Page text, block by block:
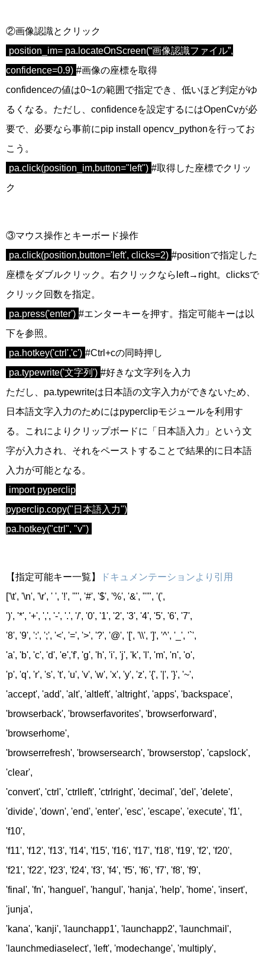
②画像認識とクリック
position_im= pa.locateOnScreen(“画像認識ファイル”,
confidence=0.9) #画像の座標を取得
confidenceの値は0~1の範囲で指定でき、低いほど判定がゆ
るくなる。ただし、confidenceを設定するにはOpenCvが必
要で、必要なら事前にpip install opencv_pythonを行ってお
こう。
pa.click(position_im,button="left") #取得した座標でクリッ
ク
③マウス操作とキーボード操作
pa.click(position,button='left', clicks=2) #positionで指定した
座標をダブルクリック。右クリックならleft→right。clicksで
クリック回数を指定。
pa.press('enter') #エンターキーを押す。指定可能キーは以
下を参照。
pa.hotkey('ctrl','c') #Ctrl+cの同時押し
pa.typewrite('文字列') #好きな文字列を入力
ただし、pa.typewriteは日本語の文字入力ができないため、
日本語文字入力のためにはpyperclipモジュールを利用す
る。これによりクリップボードに「日本語入力」という文
字が入力され、それをペーストすることで結果的に日本語
入力が可能となる。
import pyperclip
pyperclip.copy("日本語入力")
pa.hotkey("ctrl", "v")
【指定可能キー一覧】 ドキュメンテーションより引用
['\t', '\n', '\r', ' ', '!', '"', '#', '$', '%', '&', "'", '(',
')', '*', '+', ',', '-', '.', '/', '0', '1', '2', '3', '4', '5', '6', '7',
'8', '9', ':', ';', '<', '=', '>', '?', '@', '[', '\\', ']', '^', '_', '`',
'a', 'b', 'c', 'd', 'e','f', 'g', 'h', 'i', 'j', 'k', 'l', 'm', 'n', 'o',
'p', 'q', 'r', 's', 't', 'u', 'v', 'w', 'x', 'y', 'z', '{', '|', '}', '~',
'accept', 'add', 'alt', 'altleft', 'altright', 'apps', 'backspace',
'browserback', 'browserfavorites', 'browserforward',
'browserhome',
'browserrefresh', 'browsersearch', 'browserstop', 'capslock',
'clear',
'convert', 'ctrl', 'ctrlleft', 'ctrlright', 'decimal', 'del', 'delete',
'divide', 'down', 'end', 'enter', 'esc', 'escape', 'execute', 'f1',
'f10',
'f11', 'f12', 'f13', 'f14', 'f15', 'f16', 'f17', 'f18', 'f19', 'f2', 'f20',
'f21', 'f22', 'f23', 'f24', 'f3', 'f4', 'f5', 'f6', 'f7', 'f8', 'f9',
'final', 'fn', 'hanguel', 'hangul', 'hanja', 'help', 'home', 'insert',
'junja',
'kana', 'kanji', 'launchapp1', 'launchapp2', 'launchmail',
'launchmediaselect', 'left', 'modechange', 'multiply',